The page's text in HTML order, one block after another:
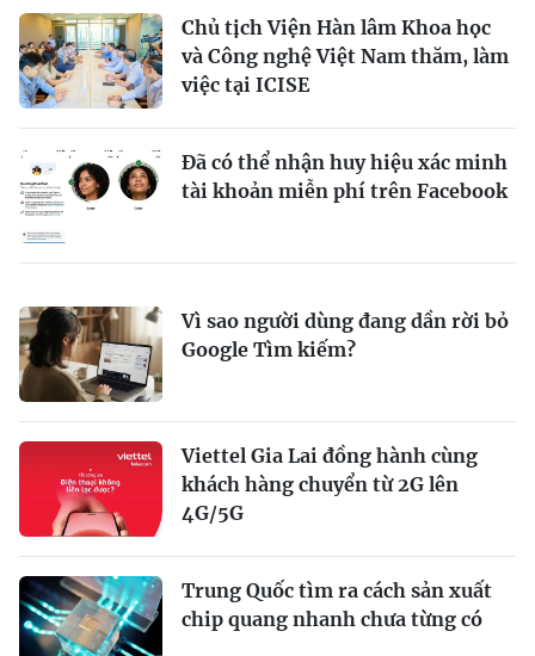
Chủ tịch Viện Hàn lâm Khoa học
và Công nghệ Việt Nam thăm, làm
việc tại ICISE
Đã có thể nhận huy hiệu xác minh
tài khoản miễn phí trên Facebook
Vì sao người dùng đang dần rời bỏ
Google Tìm kiếm?
Viettel Gia Lai đồng hành cùng
khách hàng chuyển từ 2G lên
4G/5G
Trung Quốc tìm ra cách sản xuất
chip quang nhanh chưa từng có